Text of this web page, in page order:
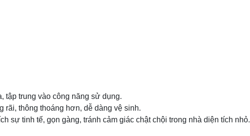
tập trung vào công năng sử dụng.
rãi, thông thoáng hơn, dễ dàng vệ sinh.
sự tinh tế, gọn gàng, tránh cảm giác chật chội trong nhà diện tích nhỏ.